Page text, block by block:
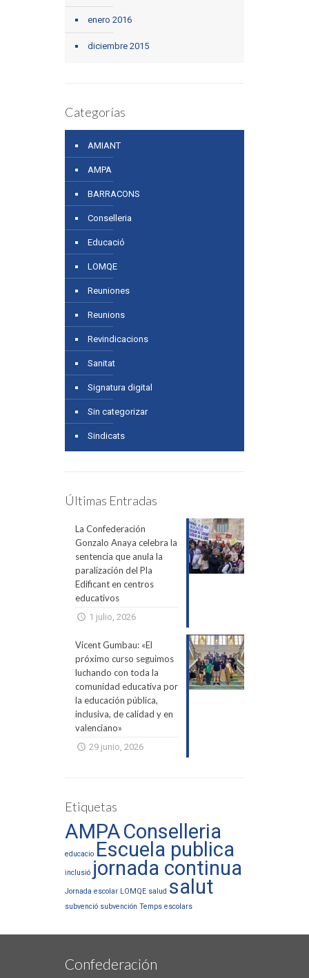
enero 2016
diciembre 2015
Categorías
AMIANT
AMPA
BARRACONS
Conselleria
Educació
LOMQE
Reuniones
Reunions
Revindicacions
Sanitat
Signatura digital
Sin categorizar
Sindicats
Últimas Entradas
La Confederación
Gonzalo Anaya celebra la
sentencia que anula la
paralización del Pla
Edificant en centros
educativos
1 julio, 2026
Vicent Gumbau: «El
próximo curso seguimos
luchando con toda la
comunidad educativa por
la educación pública,
inclusiva, de calidad y en
valenciano»
29 junio, 2026
Etiquetas
AMPAConselleria
educacio Escuela publica
inclusió jornada continua
Jornada escolar LOMQE salud salut
subvenció subvención Temps escolars
Confederación